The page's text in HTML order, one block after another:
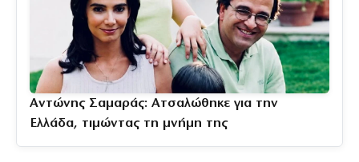
Αντώνης Σαμαράς: Ατσαλώθηκε για την
Ελλάδα, τιμώντας τη μνήμη της